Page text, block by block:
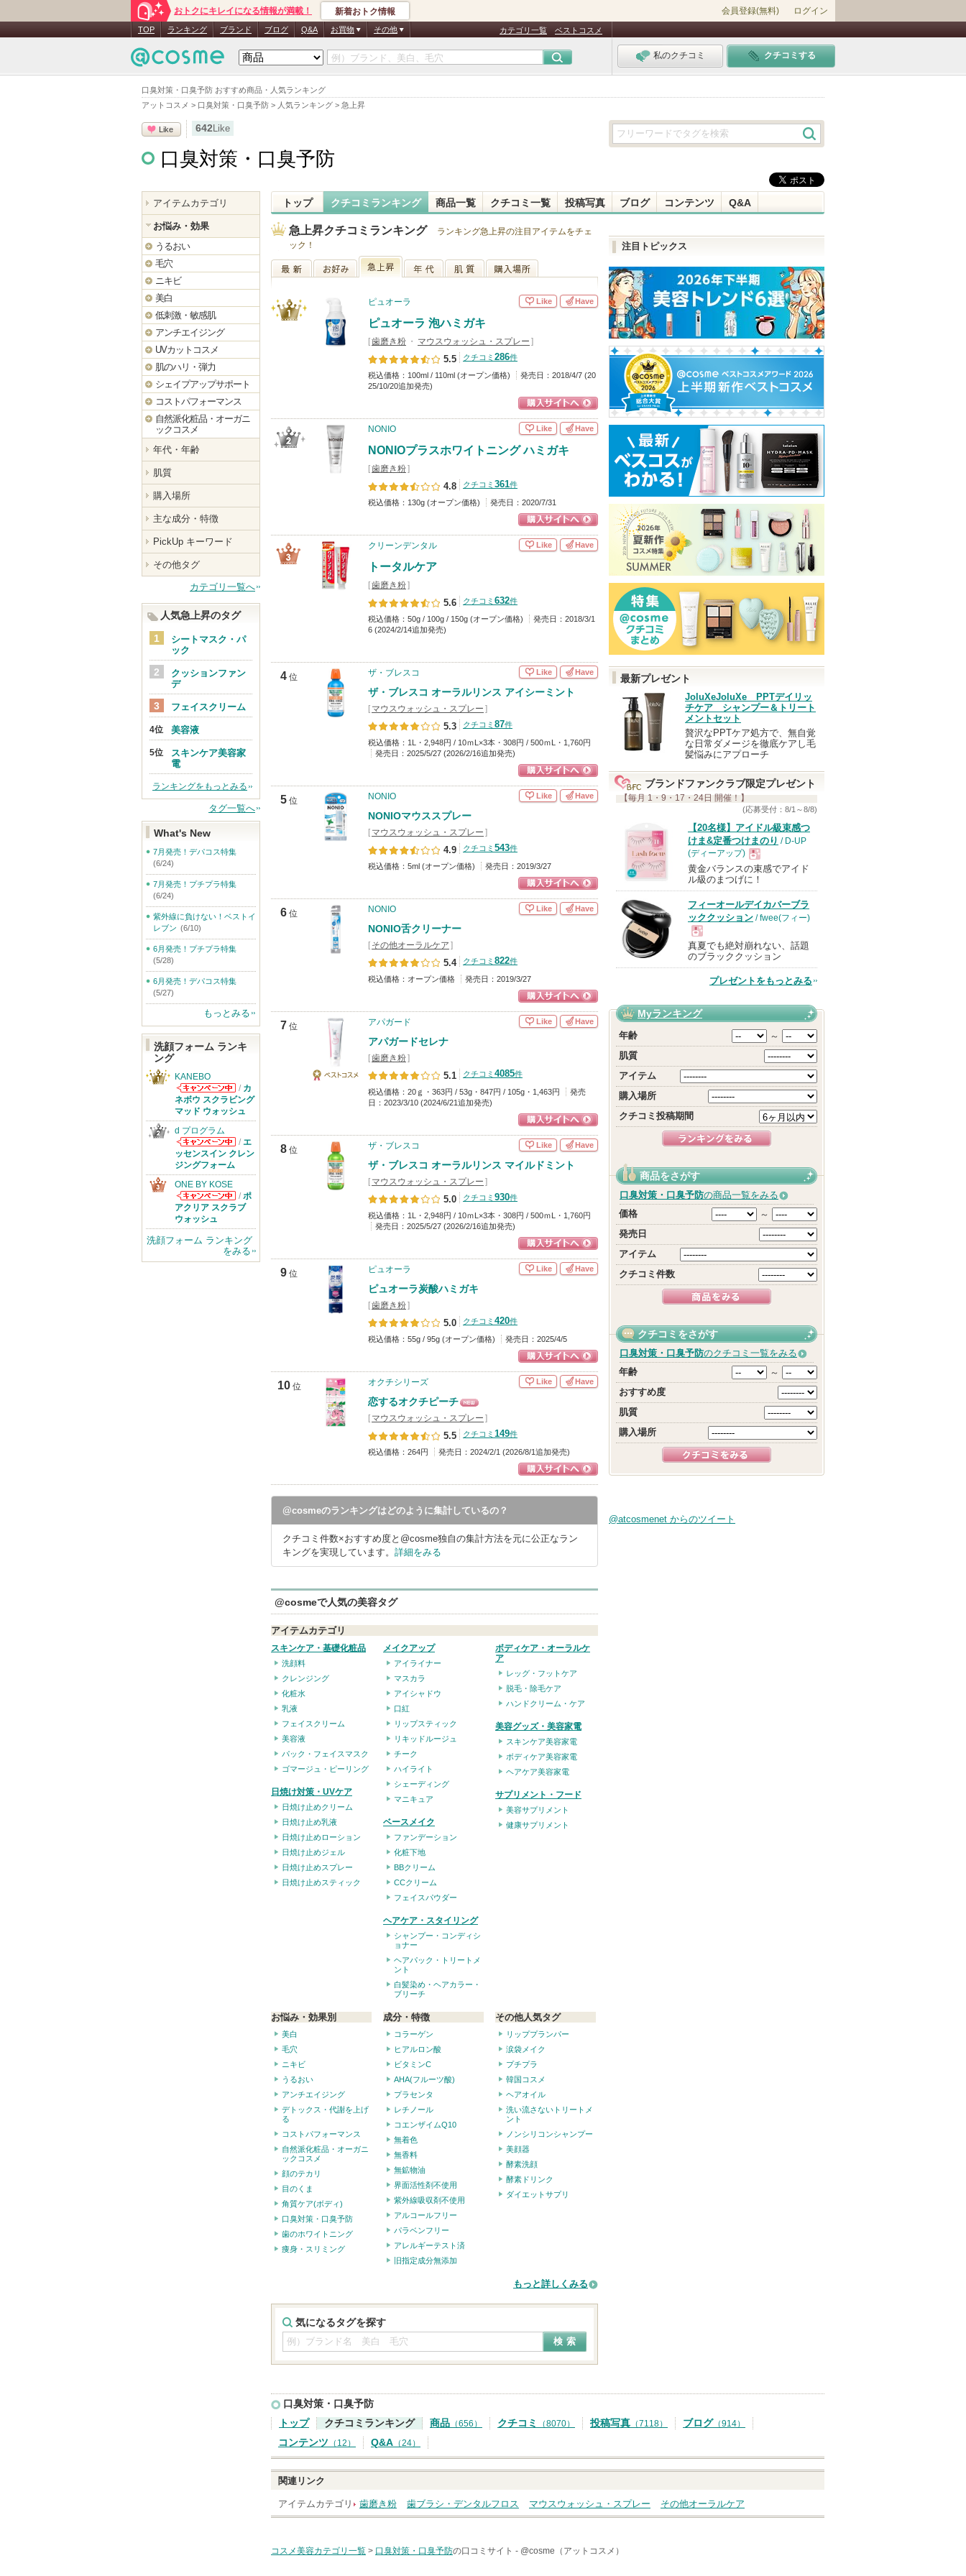
口臭対策・口臭予防 おすすめ商品・人気ランキング
アットコスメ > 口臭対策・口臭予防 > 人気ランキング > 急上昇
おトクにキレイになる情報が満載！ 新着おトク情報 会員登録(無料) ログイン
TOP ランキング ブランド ブログ Q&A お買物 その他 カテゴリ一覧 ベストコスメ
私のクチコミ クチコミする
Like 642Like
口臭対策・口臭予防
トップ クチコミランキング 商品一覧 クチコミ一覧 投稿写真 ブログ コンテンツ Q&A
急上昇クチコミランキング
ランキング急上昇の注目アイテムをチェ
ック！
最新
ピュオーラ Like Have
ピュオーラ 泡ハミガキ
[歯磨き粉 ・ マウスウォッシュ・スプレー ]
5.5 クチコミ 286件
税込価格：100ml / 110ml (オープン価格)
発売日：2018/4/7 (20
25/10/20追加発売)
ショッピングサイ
トへ
NONIO Like Have
NONIOプラスホワイトニング ハミガキ
[歯磨き粉]
4.8 クチコミ 361件
税込価格：130g (オープン価格) 発売日：2020/7/31
ショッピングサイ
トへ
クリーンデンタル Like Have
トータルケア
[歯磨き粉]
5.6 クチコミ 632件
税込価格：50g / 100g / 150g (オープン価格)
発売日：2018/3/1
6 (2024/2/14追加発売)
4 位 ザ・ブレスコ Like Have
ザ・ブレスコ オーラルリンス アイシーミント
[ マウスウォッシュ・スプレー ]
5.3 クチコミ 87件
税込価格：1L・2,948円 / 10ｍL×3本・308円 / 500ｍL・1,760円
発売日：2025/5/27 (2026/2/16追加発売)
ショッピングサイ
トへ
5 位 NONIO Like Have
NONIOマウススプレー
[ マウスウォッシュ・スプレー ]
4.9 クチコミ 543件
税込価格：5ml (オープン価格) 発売日：2019/3/27
ショッピングサイ
トへ
6 位 NONIO Like Have
NONIO舌クリーナー
[ その他オーラルケア ]
5.4 クチコミ 822件
税込価格：オープン価格 発売日：2019/3/27
ショッピングサイ
トへ
7 位 アパガード Like Have
アパガードセレナ
[歯磨き粉]
5.1 クチコミ 4085件
税込価格：20ｇ・363円 / 53g・847円 / 105g・1,463円
発売
日：2023/3/10 (2024/6/21追加発売)
ショッピングサイ
トへ
8 位 ザ・ブレスコ Like Have
ザ・ブレスコ オーラルリンス マイルドミント
[ マウスウォッシュ・スプレー ]
5.0 クチコミ 930件
税込価格：1L・2,948円 / 10ｍL×3本・308円 / 500ｍL・1,760円
発売日：2025/5/27 (2026/2/16追加発売)
ショッピングサイ
トへ
9 位 ピュオーラ Like Have
ピュオーラ炭酸ハミガキ
[歯磨き粉]
5.0 クチコミ 420件
税込価格：55g / 95g (オープン価格) 発売日：2025/4/5
ショッピングサイ
トへ
10 位 オクチシリーズ Like Have
恋するオクチピーチ
NEW
[ マウスウォッシュ・スプレー ]
5.5 クチコミ 149件
税込価格：264円 発売日：2024/2/1 (2026/8/1追加発売)
ショッピングサイ
@cosmeのランキングはどのように集計しているの？
クチコミ件数×おすすめ度と@cosme独自の集計方法を元に公正なラン
キングを実現しています。 詳細をみる
@cosmeで人気の美容タグ
アイテムカテゴリ
スキンケア・基礎化粧品
洗顔料
クレンジング
化粧水
乳液
フェイスクリーム
美容液
パック・フェイスマスク
ゴマージュ・ピーリング
日焼け対策・UVケア
日焼け止めクリーム
日焼け止め乳液
日焼け止めローション
日焼け止めジェル
日焼け止めスプレー
日焼け止めスティック
メイクアップ
アイライナー
マスカラ
アイシャドウ
口紅
リップスティック
リキッドルージュ
チーク
ハイライト
シェーディング
マニキュア
ベースメイク
ファンデーション
化粧下地
BBクリーム
CCクリーム
フェイスパウダー
ヘアケア・スタイリング
シャンプー・コンディシ
ョナー
ヘアパック・トリートメ
ント
白髪染め・ヘアカラー・
ブリーチ
ボディケア・オーラルケ
ア
レッグ・フットケア
脱毛・除毛ケア
ハンドクリーム・ケア
美容グッズ・美容家電
スキンケア美容家電
ボディケア美容家電
ヘアケア美容家電
サプリメント・フード
美容サプリメント
健康サプリメント
お悩み・効果別
美白
毛穴
ニキビ
うるおい
アンチエイジング
デトックス・代謝を上げ
る
コストパフォーマンス
自然派化粧品・オーガニ
ックコスメ
顔のテカリ
目のくま
角質ケア(ボディ)
口臭対策・口臭予防
歯のホワイトニング
痩身・スリミング
成分・特徴
コラーゲン
ヒアルロン酸
ビタミンC
AHA(フルーツ酸)
プラセンタ
レチノール
コエンザイムQ10
無着色
無香料
無鉱物油
界面活性剤不使用
紫外線吸収剤不使用
アルコールフリー
パラベンフリー
アレルギーテスト済
旧指定成分無添加
その他人気タグ
リッププランパー
涙袋メイク
プチプラ
韓国コスメ
ヘアオイル
洗い流さないトリートメ
ント
ノンシリコンシャンプー
美顔器
酵素洗顔
酵素ドリンク
ダイエットサプリ
もっと詳しくみる
気になるタグを探す
注目トピックス
最新プレゼント
JoluXeJoluXe PPTデイリッ
チケア シャンプー＆トリート
メントセット
贅沢なPPTケア処方で、無自覚
な日常ダメージを徹底ケアし毛
髪悩みにアプローチ
ブランドファンクラブ限定プレゼント
【毎月 1・9・17・24日 開催！】
(応募受付：8/1～8/8)
【20名様】アイドル級束感つ
けま&定番つけまのり / D-UP
(ディーアップ)
現
品
黄金バランスの束感でアイド
ル級のまつげに！
フィーオールデイカバーブラ
ッククッション / fwee(フィー)
現
真夏でも絶対崩れない、話題
のブラッククッション
プレゼントをもっとみる
Myランキング
年齢
～
肌質
アイテム
購入場所
クチコミ投稿期間
商品をさがす
口臭対策・口臭予防の商品一覧をみる
価格
～
発売日
アイテム
クチコミ件数
クチコミをさがす
口臭対策・口臭予防のクチコミ一覧をみる
年齢
～
おすすめ度
肌質
購入場所
@atcosmenet からのツイート
口臭対策・口臭予防
トップ
クチコミランキング 商品 （656） クチコミ （8070） 投稿写真 （7118） ブログ （914）
コンテンツ （12） Q&A （24）
関連リンク
アイテムカテゴリ 歯磨き粉 歯ブラシ・デンタルフロス マウスウォッシュ・スプレー その他オーラルケア
コスメ美容カテゴリ一覧 > 口臭対策・口臭予防の口コミサイト - @cosme（アットコスメ）
アイテムカテゴリ
お悩み・効果
うるおい
毛穴
ニキビ
美白
低刺激・敏感肌
アンチエイジング
UVカットコスメ
肌のハリ・弾力
シェイプアップサポート
コストパフォーマンス
自然派化粧品・オーガニ
ックコスメ
年代・年齢
肌質
購入場所
主な成分・特徴
PickUp キーワード
その他タグ
カテゴリ一覧へ
人気急上昇のタグ
シートマスク・パ
ック
クッションファン
デ
フェイスクリーム
美容液
スキンケア美容家
電
ランキングをもっとみる
タグ一覧へ
What's New
7月発売！デパコス特集
(6/24)
7月発売！プチプラ特集
(6/24)
紫外線に負けない！ベストイ
レブン (6/10)
6月発売！プチプラ特集
(5/28)
6月発売！デパコス特集
(5/27)
もっとみる
洗顔フォーム ランキ
ング
KANEBO
KANEBOから
のお知らせがあ
ります
/ カ
ネボウ スクラビング
マッド ウォッシュ
d プログラム
d プログラムか
らのお知らせが
あります
/ エ
ッセンスイン クレン
ジングフォーム
ONE BY KOSE
ONE BY KOSE
からのお知らせ
があります
/ ポ
アクリア スクラブ
ウォッシュ
洗顔フォーム ランキング
をみる